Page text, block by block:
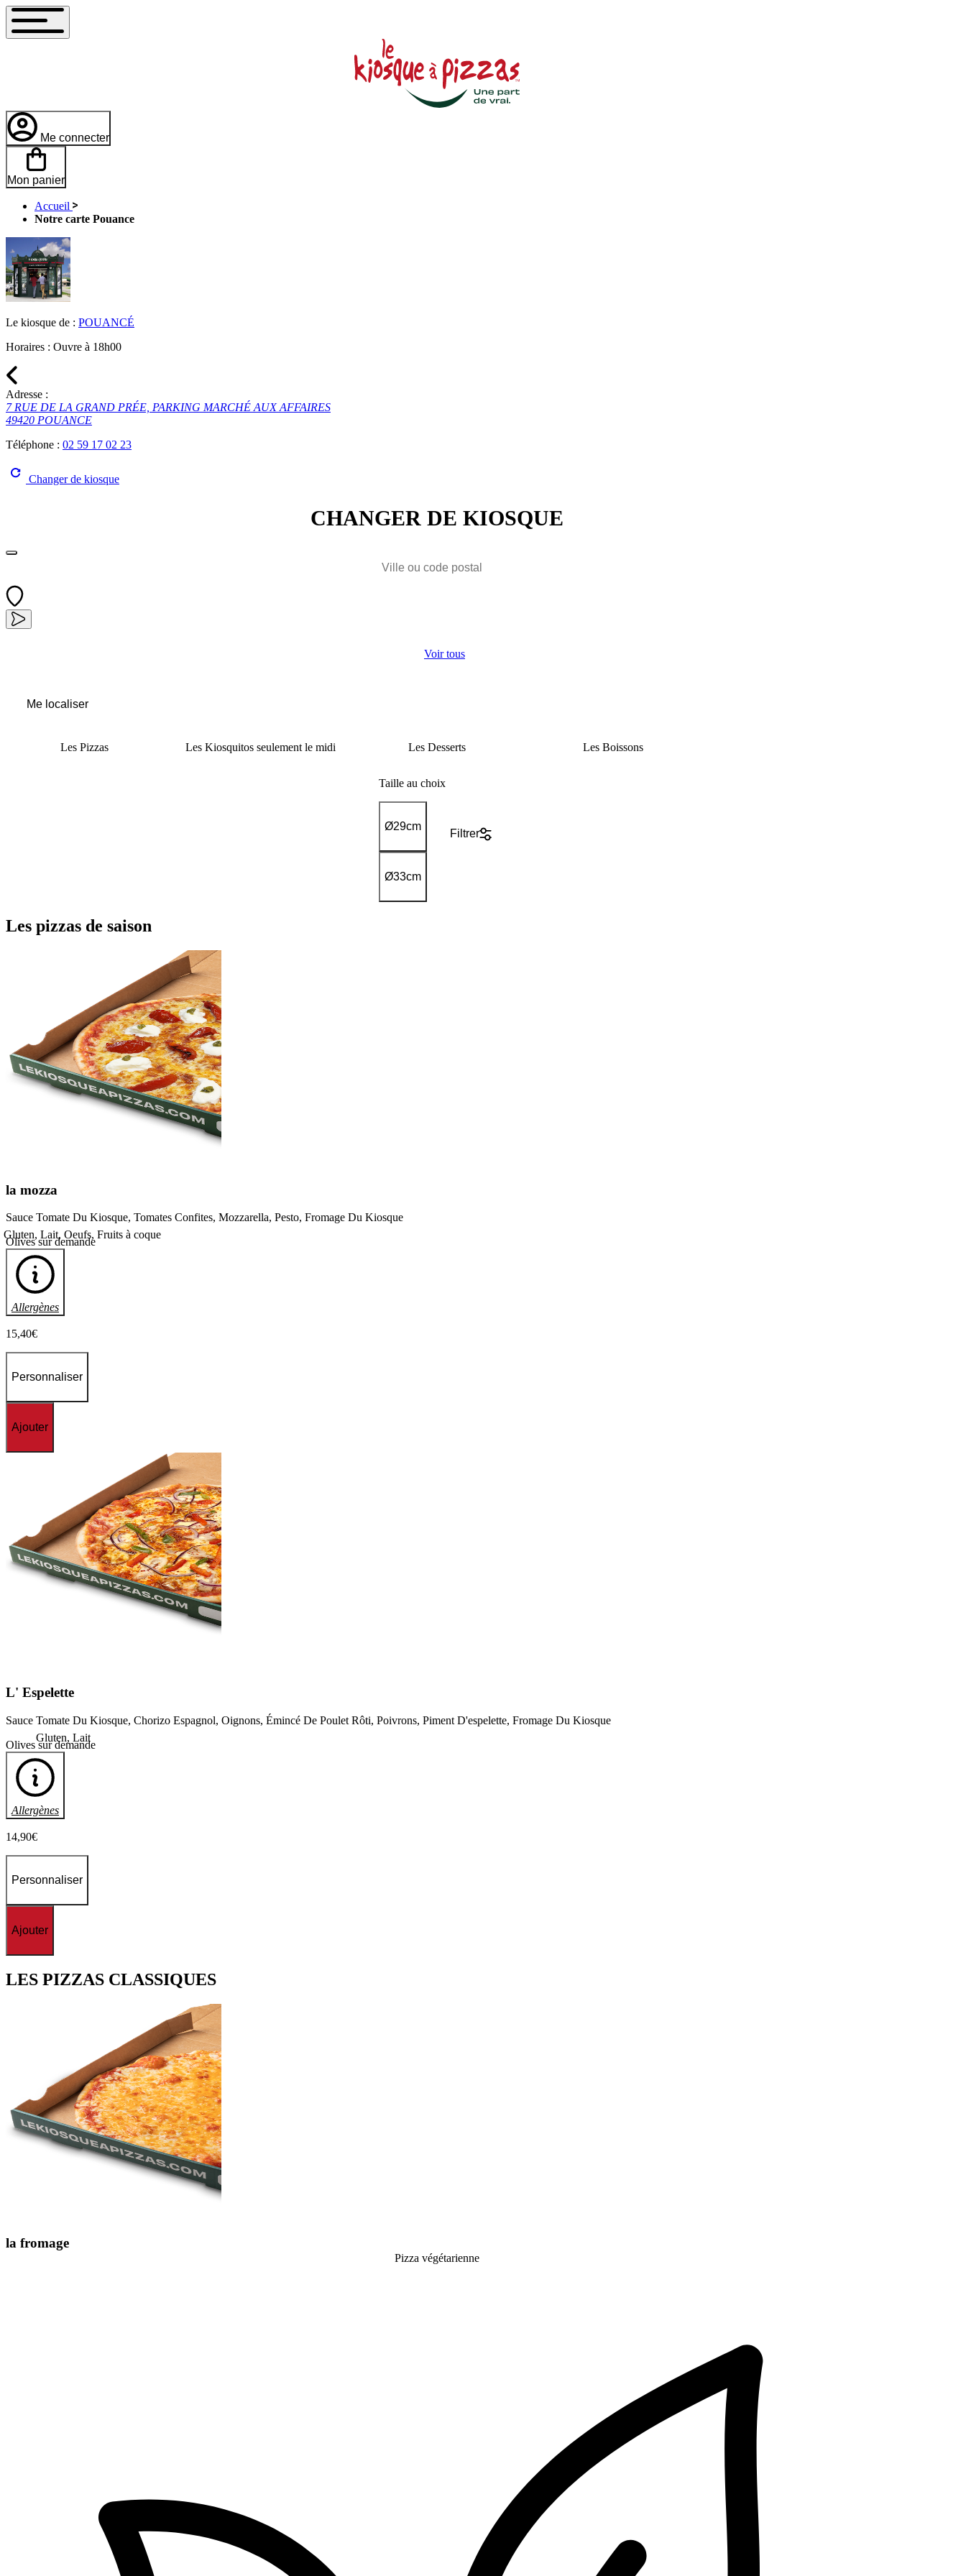
Me connecter
Mon panier
Accueil
Notre carte Pouance
Le kiosque de : POUANCÉ
Horaires : Ouvre à 18h00
Adresse :
7 RUE DE LA GRAND PRÉE, PARKING MARCHÉ AUX AFFAIRES
49420 POUANCE
Téléphone : 02 59 17 02 23
Changer de kiosque
CHANGER DE KIOSQUE
Voir tous
Me localiser
LesPizzas LesKiosquitosseulement le midi Les Desserts LesBoissons
Taille au choix
Ø29cm
Ø33cm
Filtrer
Les pizzas de saison
la mozza
Sauce Tomate Du Kiosque, Tomates Confites, Mozzarella, Pesto, Fromage Du Kiosque
Olives sur demande
Allergènes
Gluten, Lait, Oeufs, Fruits à coque
15,40€
Personnaliser
Ajouter
L' Espelette
Sauce Tomate Du Kiosque, Chorizo Espagnol, Oignons, Émincé De Poulet Rôti, Poivrons, Piment D'espelette, Fromage Du Kiosque
Olives sur demande
Allergènes
Gluten, Lait
14,90€
Personnaliser
Ajouter
LES PIZZAS CLASSIQUES
la fromage
Pizza végétarienne